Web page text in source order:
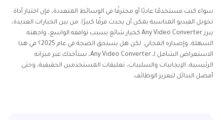
سواء كنت مستخدمًا عاديًا أو محترفًا في الوسائط المتعددة، فإن اختيار أداة
تحويل الفيديو المناسبة يمكن أن يحدث فرقًا كبيرًا. من بين الخيارات العديدة،
يبرز Any Video Converter كخيار شائع بسبب توافقه الواسع، واجهته
السهلة، وإصداره المجاني. لكن هل يستحق الضجة في عام 2025؟ في هذا
الاستعراض الشامل لـ Any Video Converter، سنأخذك عبر ميزاته
الرئيسية، الإيجابيات والسلبيات، تعليقات المستخدمين الحقيقية، وحتى
أفضل البدائل لتعزيز الوظائف.